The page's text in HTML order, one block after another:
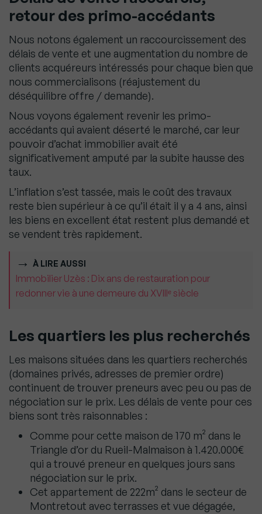
retour des primo-accédants
Nous notons également un raccourcissement des
délais de vente et une augmentation du nombre de
clients acquéreurs intéressés pour chaque bien que
nous commercialisons (réajustement du
déséquilibre offre / demande).
Nous voyons également revenir les primo-
accédants qui avaient déserté le marché, car leur
pouvoir d’achat immobilier avait été
significativement amputé par la subite hausse des
taux.
L’inflation s’est tassée, mais le coût des travaux
reste bien supérieur à ce qu’il était il y a 4 ans, ainsi
les biens en excellent état restent plus demandé et
se vendent très rapidement.
À LIRE AUSSI
Immobilier Uzès : Dix ans de restauration pour
redonner vie à une demeure du XVIIIᵉ siècle
Les quartiers les plus recherchés
Les maisons situées dans les quartiers recherchés
(domaines privés, adresses de premier ordre)
continuent de trouver preneurs avec peu ou pas de
négociation sur le prix. Les délais de vente pour ces
biens sont très raisonnables :
Comme pour cette maison de 170 m² dans le
Triangle d’or du Rueil-Malmaison à 1.420.000€
qui a trouvé preneur en quelques jours sans
négociation sur le prix.
Cet appartement de 222m² dans le secteur de
Montretout avec terrasses et vue dégagée,